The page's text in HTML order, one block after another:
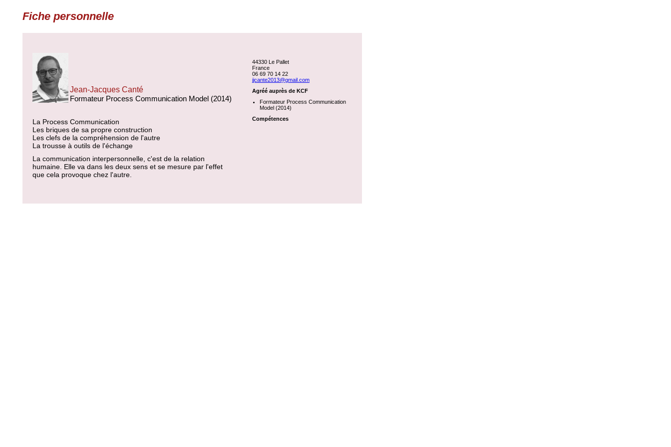
Fiche personnelle
Jean-Jacques Canté
Formateur Process Communication Model (2014)
La Process Communication
Les briques de sa propre construction
Les clefs de la compréhension de l'autre
La trousse à outils de l'échange
La communication interpersonnelle, c'est de la relation
humaine. Elle va dans les deux sens et se mesure par l'effet
que cela provoque chez l'autre.
44330 Le Pallet
France
06 69 70 14 22
jjcante2013@gmail.com
Agréé auprès de KCF
Formateur Process Communication
Model (2014)
Compétences